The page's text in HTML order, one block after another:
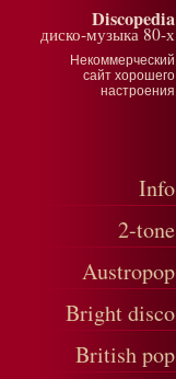
Discopedia
диско-музыка 80-х
Некоммерческий
сайт хорошего
настроения
Info
2-tone
Austropop
Bright disco
British pop